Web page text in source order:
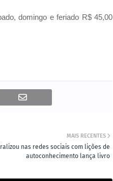
domingo e feriado R$ 45,00
MAIS RECENTES
nas redes sociais com lições de
autoconhecimento lança livro